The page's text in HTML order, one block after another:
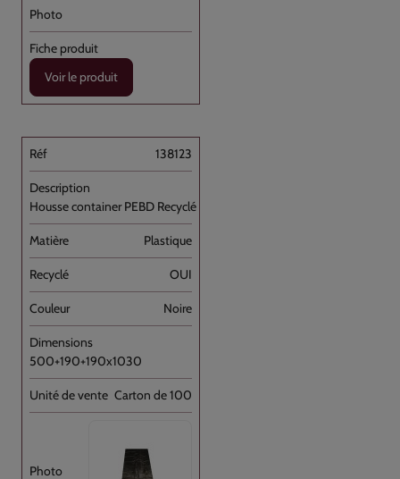
Voir le produit
138123
Housse container PEBD Recyclé Noir 120L //100
Plastique
OUI
Noire
500+190+190x1030
Carton de 100